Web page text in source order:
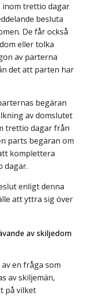
inom trettio dagar
besluta
De får också
eller tolka
av parterna
det att parten har
begäran
av domslutet
trettio dagar från
parts begäran om
komplettera
dagar.
enligt denna
att yttra sig över
av skiljedom
en fråga som
av skiljemän,
på vilket